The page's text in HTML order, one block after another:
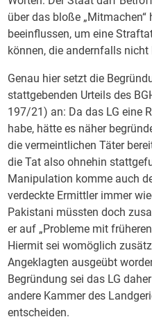
über das bloße
beeinflussen, um eine
können, die andernfalls
Genau hier setzt die
stattgebenden Urteils des
197/21) an: Da das LG eine
habe, hätte es näher
die vermeintlichen Täter
die Tat also ohnehin
Manipulation komme auch
verdeckte Ermittler immer
Pakistani müssten doch
er auf „Probleme mit
Hiermit sei womöglich
Angeklagten ausgeübt
Begründung sei das LG
andere Kammer des
entscheiden.